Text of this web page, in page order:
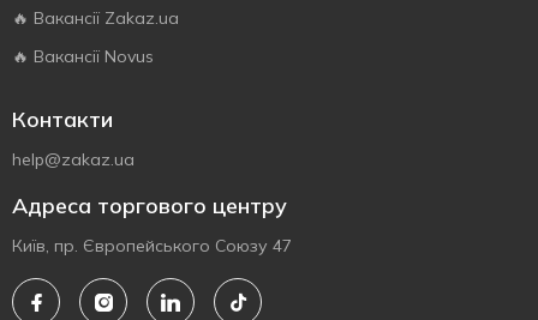
🔥 Вакансії Zakaz.ua
🔥 Вакансії Novus
Контакти
help@zakaz.ua
Адреса торгового центру
Київ, пр. Європейського Союзу 47